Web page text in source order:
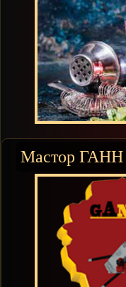
Мастор ГАНН